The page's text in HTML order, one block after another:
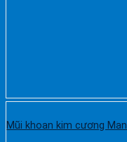
Mũi khoan kim cương